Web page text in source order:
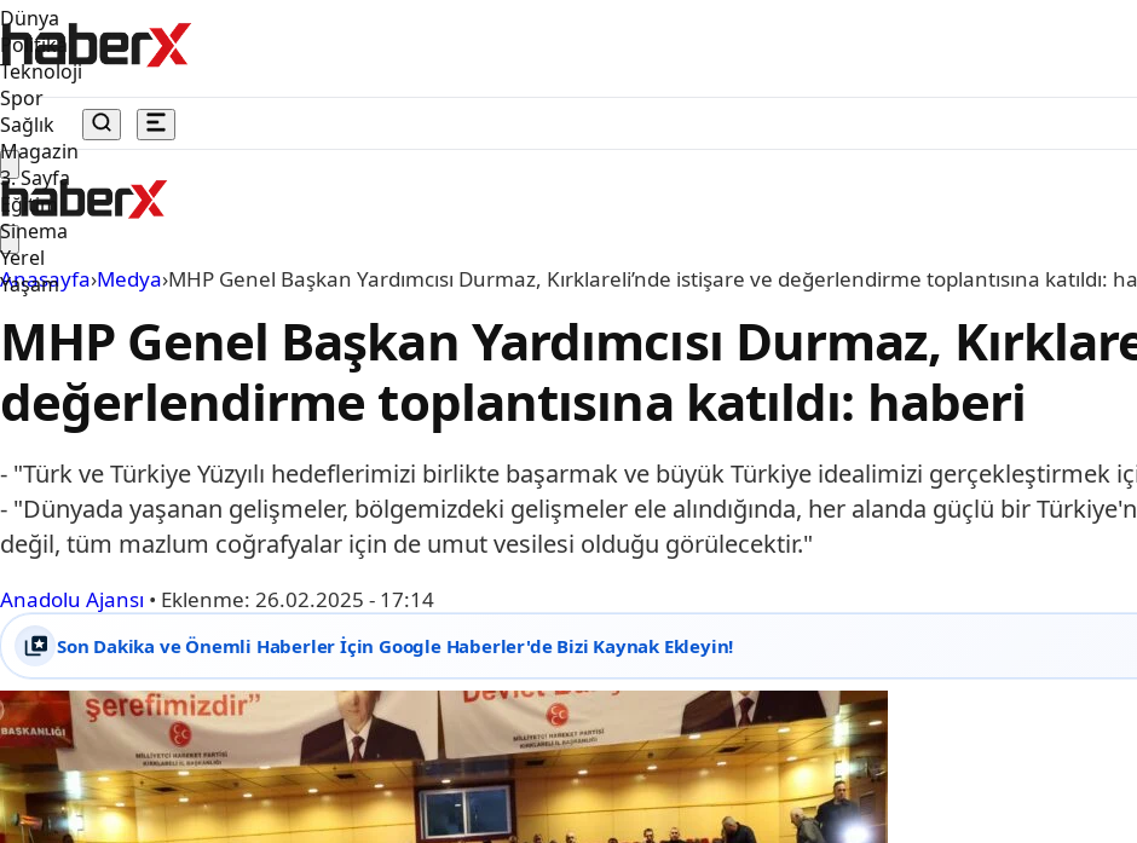
Dünya
Politika
Teknoloji
Spor
Sağlık
Magazin
3. Sayfa
Eğitim
Sinema
Yerel
Yaşam
Anasayfa›Medya›MHP Genel Başkan Yardımcısı Durmaz, Kırklareli’nde istişare ve değerlendirme toplantısına katıldı:
MHP Genel Başkan Yardımcısı Durmaz,
değerlendirme toplantısına katıldı: haberi
- "Türk ve Türkiye Yüzyılı hedeflerimizi birlikte başarmak ve büyük Türkiye idealimizi gerçekleştirmek
- "Dünyada yaşanan gelişmeler, bölgemizdeki gelişmeler ele alındığında, her alanda güçlü bir
değil, tüm mazlum coğrafyalar için de umut vesilesi olduğu görülecektir."
Anadolu Ajansı • Eklenme: 26.02.2025 - 17:14
Son Dakika ve Önemli Haberler İçin Google Haberler'de Bizi Kaynak Ekleyin!